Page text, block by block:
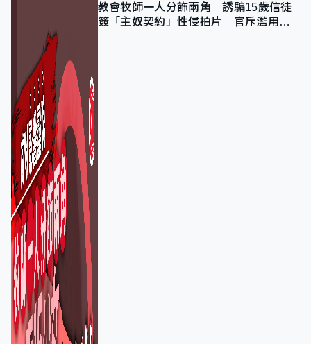
教會牧師一人分飾兩角 誘騙15歲信徒
簽「主奴契約」性侵拍片 官斥濫用教